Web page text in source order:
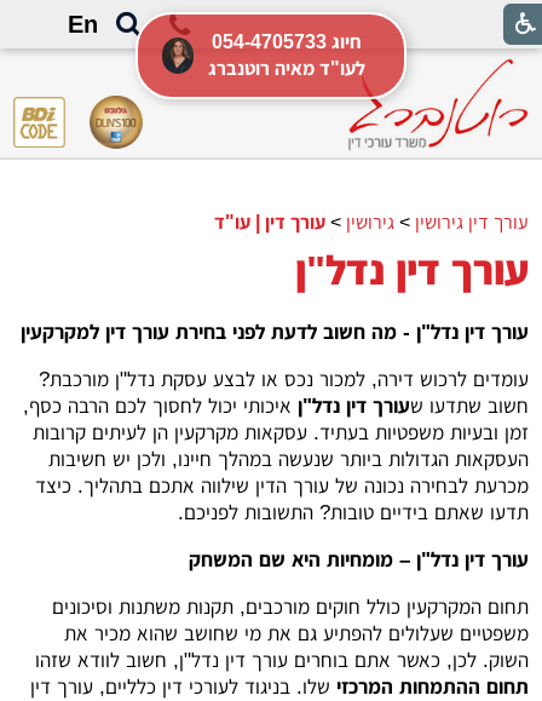
En
עורך דין גירושין > גירושין >עורך דין | עו"ד
עורך דין נדל"ן
עורך דין נדל"ן - מה חשוב לדעת לפני בחירת עורך דין למקרקעין
עומדים לרכוש דירה, למכור נכס או לבצע עסקת נדל"ן מורכבת?
חשוב שתדעו שעורך דין נדל"ן איכותי יכול לחסוך לכם הרבה כסף,
זמן ובעיות משפטיות בעתיד. עסקאות מקרקעין הן לעיתים קרובות
העסקאות הגדולות ביותר שנעשה במהלך חיינו, ולכן יש חשיבות
מכרעת לבחירה נכונה של עורך הדין שילווה אתכם בתהליך. כיצד
תדעו שאתם בידיים טובות? התשובות לפניכם.
עורך דין נדל"ן – מומחיות היא שם המשחק
תחום המקרקעין כולל חוקים מורכבים, תקנות משתנות וסיכונים
משפטיים שעלולים להפתיע גם את מי שחושב שהוא מכיר את
השוק. לכן, כאשר אתם בוחרים עורך דין נדל"ן, חשוב לוודא שזהו
תחום ההתמחות המרכזי שלו. בניגוד לעורכי דין כלליים, עורך דין
054-4705733 חיוג
לעו"ד מאיה רוטנברג